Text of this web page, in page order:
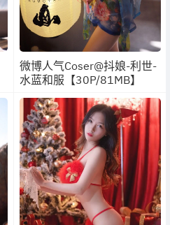
微博人气Coser@抖娘-利世-
水蓝和服【30P/81MB】